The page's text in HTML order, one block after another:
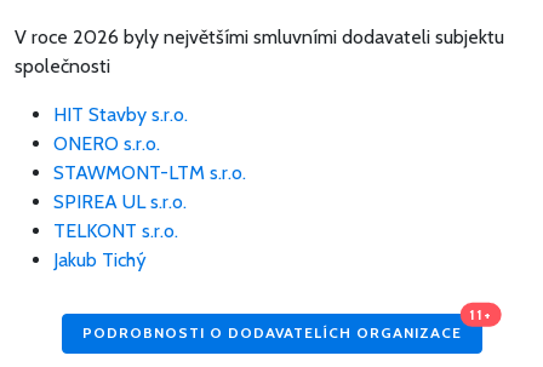
V roce 2026 byly největšími smluvními dodavateli subjektu
společnosti
HIT Stavby s.r.o.
ONERO s.r.o.
STAWMONT-LTM s.r.o.
SPIREA UL s.r.o.
TELKONT s.r.o.
Jakub Tichý
PODROBNOSTI O DODAVATELÍCH ORGANIZACE
11+